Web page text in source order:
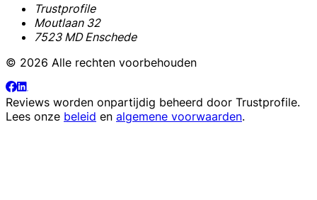
Trustprofile
Moutlaan 32
7523 MD Enschede
© 2026 Alle rechten voorbehouden
Reviews worden onpartijdig beheerd door Trustprofile.
Lees onze beleid en algemene voorwaarden.